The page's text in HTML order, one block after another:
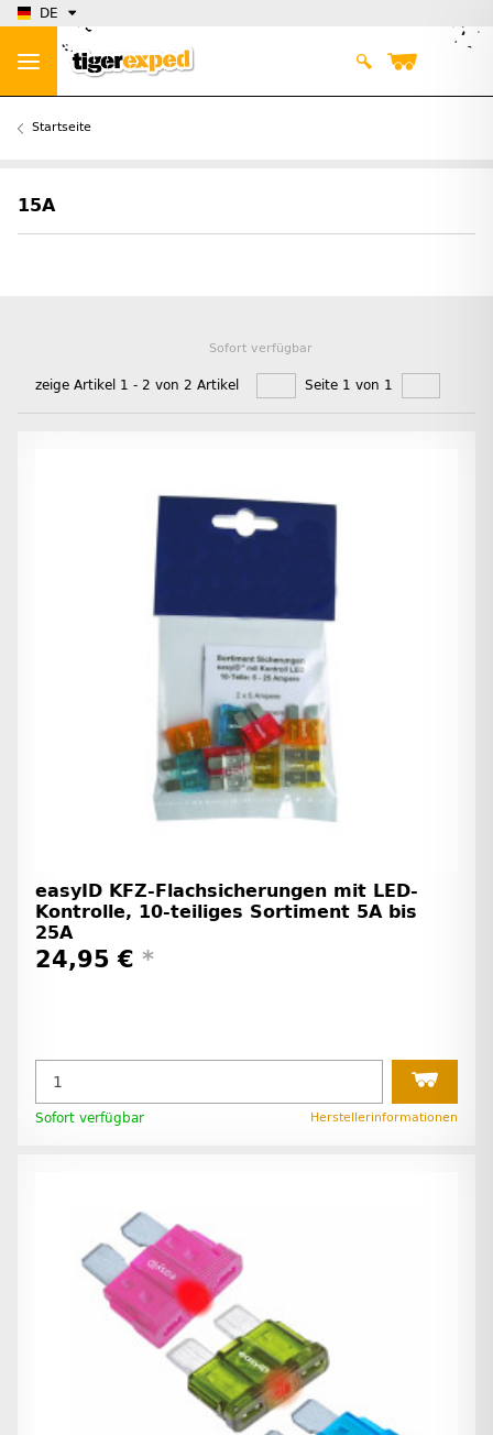
DE
Startseite
15A
Sofort verfügbar
zeige Artikel 1 - 2 von 2 Artikel Seite 1 von 1
easyID KFZ-Flachsicherungen mit LED-
Kontrolle, 10-teiliges Sortiment 5A bis
25A
24,95 € *
Sofort verfügbar Herstellerinformationen